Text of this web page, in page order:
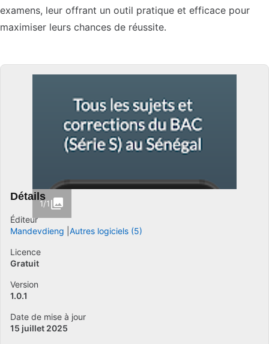
examens, leur offrant un outil pratique et efficace pour
maximiser leurs chances de réussite.
1/1
Détails
Éditeur
Mandevdieng Autres logiciels (5)
Licence
Gratuit
Version
1.0.1
Date de mise à jour
15 juillet 2025